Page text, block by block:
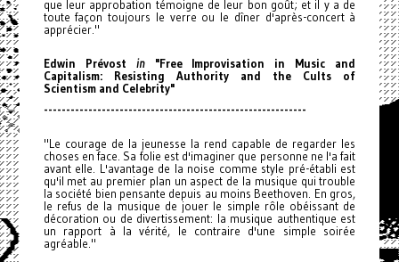
que leur approbation témoigne de leur bon goût; et il y a de
toute façon toujours le verre ou le dîner d'après-concert à
apprécier."
Edwin Prévost in"Free Improvisation in Music and
Capitalism: Resisting Authority and the Cults of
Scientism and Celebrity"
-----------------------------------------------------------
"Le courage de la jeunesse la rend capable de regarder les
choses en face. Sa folie est d'imaginer que personne ne l'a fait
avant elle. L'avantage de la noise comme style pré-établi est
qu'il met au premier plan un aspect de la musique qui trouble
la société bien pensante depuis au moins Beethoven. En gros,
le refus de la musique de jouer le simple rôle obéissant de
décoration ou de divertissement: la musique authentique est
un rapport à la vérité, le contraire d'une simple soirée
agréable."